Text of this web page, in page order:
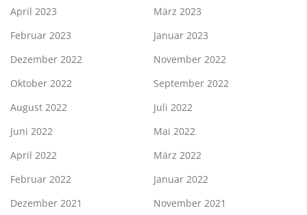
April 2023
März 2023
Februar 2023
Januar 2023
Dezember 2022
November 2022
Oktober 2022
September 2022
August 2022
Juli 2022
Juni 2022
Mai 2022
April 2022
März 2022
Februar 2022
Januar 2022
Dezember 2021
November 2021